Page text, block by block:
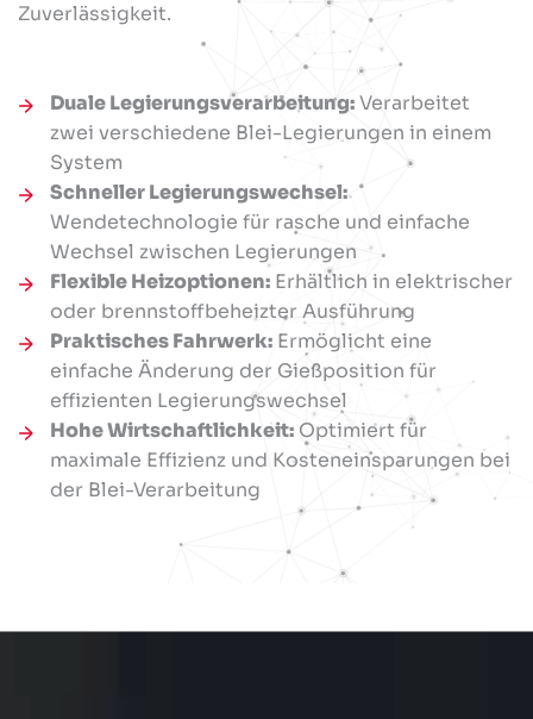
Zuverlässigkeit.
Duale Legierungsverarbeitung:Verarbeitet
zwei verschiedene Blei-Legierungen in einem
System
Schneller Legierungswechsel:
Wendetechnologie für rasche und einfache
Wechsel zwischen Legierungen
Flexible Heizoptionen: Erhältlich in elektrischer
oder brennstoffbeheizter Ausführung
Praktisches Fahrwerk: Ermöglicht eine
einfache Änderung der Gießposition für
effizienten Legierungswechsel
Hohe Wirtschaftlichkeit: Optimiert für
maximale Effizienz und Kosteneinsparungen bei
der Blei-Verarbeitung